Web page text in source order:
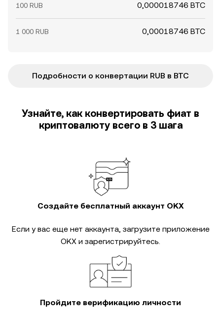
100 RUB 0,000018746 BTC
1 000 RUB 0,00018746 BTC
Подробности о конвертации RUB в BTC
Узнайте, как конвертировать фиат в
криптовалюту всего в 3 шага
Создайте бесплатный аккаунт OKX
Если у вас еще нет аккаунта, загрузите приложение
OKX и зарегистрируйтесь.
Пройдите верификацию личности